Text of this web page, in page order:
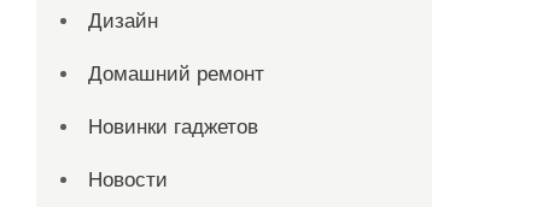
Дизайн
Домашний ремонт
Новинки гаджетов
Новости